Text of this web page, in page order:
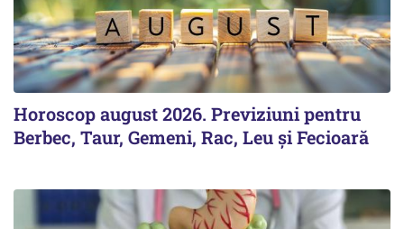
Horoscop august 2026. Previziuni pentru
Berbec, Taur, Gemeni, Rac, Leu și Fecioară